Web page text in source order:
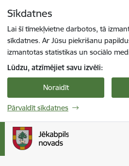
Sīkdatnes
Lai šī tīmekļvietne darbotos, tā
sīkdatnes. Ar Jūsu piekrišanu
izmantotas statistikas un sociālo
Lūdzu, atzīmējiet savu izvēli:
Noraidīt
Pārvaldīt sīkdatnes